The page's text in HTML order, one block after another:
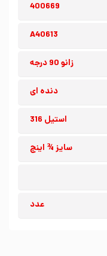
400669
A40613
زانو 90 درجه
دنده ای
استیل 316
سایز ¾ اینچ
عدد